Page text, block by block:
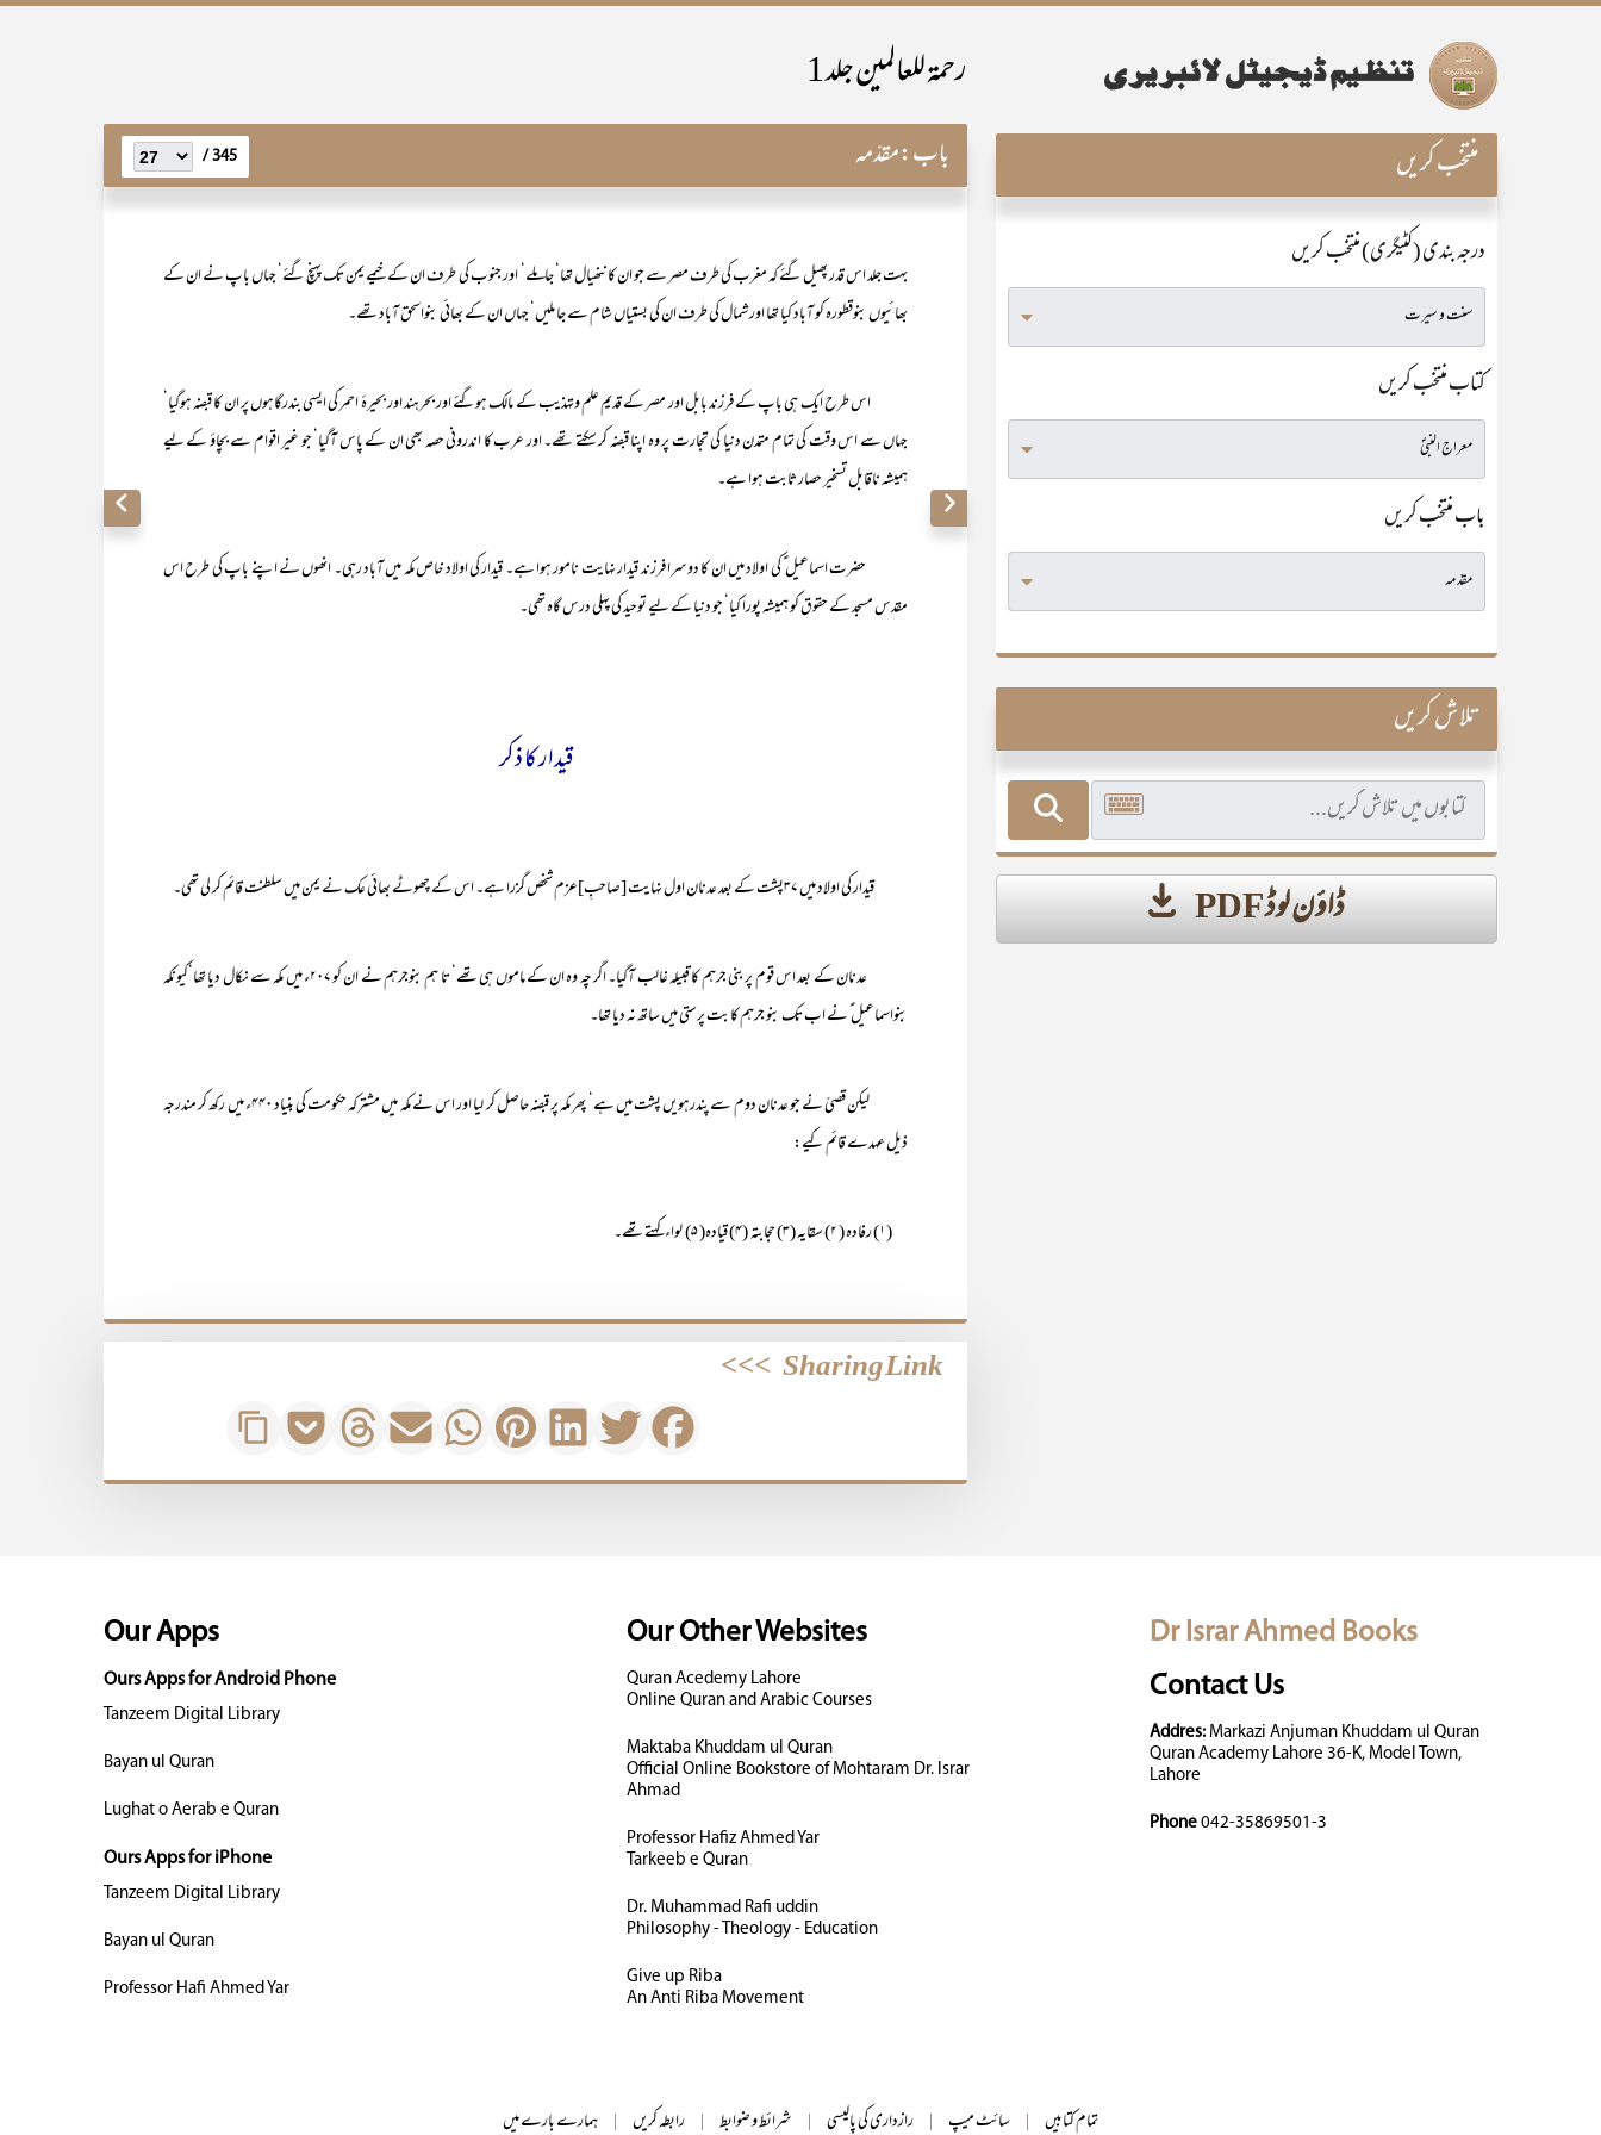
رحمۃ للعالمین جلد 1
باب:مقدّمہ 345 /
بہت جلد اس قدر پھیل گئے کہ مغرب کی طرف مصر سے جو ان کا ننھیال تھا‘ جاملے‘ اور جنوب کی طرف ان کے خیمے یمن تک پہنچ گئے‘ جہاں باپ نے ان کے
بھائیوں بنوقطورہ کو آباد کیا تھا اور شمال کی طرف ان کی بستیاں شام سے جا ملیں‘ جہاں ان کے بھائی بنواسحق آباد تھے۔
اس طرح ایک ہی باپ کے فرزند بابل اور مصر کے قدیم علم وتہذیب کے مالک ہوگئے اور بحرہند اور بحیرۂ احمر کی ایسی بندرگاہوں پر ان کا قبضہ ہوگیا‘
جہاں سے اس وقت کی تمام متمدن دنیا کی تجارت پر وہ اپنا قبضہ کر سکتے تھے۔ اور عرب کا اندرونی حصہ بھی ان کے پاس آگیا‘ جو غیر اقوام سے بچاؤ کے لیے
ہمیشہ ناقابل تسخیر حصار ثابت ہوا ہے۔
حضرت اسماعیل ؑ کی اولاد میں ان کا دوسرا فرزند قیدار نہایت نامور ہوا ہے۔ قیدار کی اولاد خاص مکہ میں آباد رہی۔ انھوں نے اپنے باپ کی طرح اس
مقدس مسجد کے حقوق کو ہمیشہ پورا کیا‘ جو دنیا کے لیے توحید کی پہلی درس گاہ تھی۔
قیدار کا ذکر
قیدار کی اولاد میں ۳۷پشت کے بعد عدنان اول نہایت [صاحبِ]عزم شخص گزرا ہے۔ اس کے چھوٹے بھائی عک نے یمن میں سلطنت قائم کر لی تھی۔
عدنان کے بعد اس قوم پر بنی جرہم کا قبیلہ غالب آگیا۔ اگر چہ وہ ان کے ماموں ہی تھے‘ تا ہم بنوجرہم نے ان کو ۲۰۷ء میں مکہ سے نکال دیا تھا‘کیونکہ
بنواسماعیل ؑ نے اب تک بنو جرہم کا بت پرستی میں ساتھ نہ دیا تھا۔
لیکن قصیّ نے جو عدنان دوم سے پندرہویں پشت میں ہے‘ پھر مکہ پر قبضہ حاصل کر لیا اور اس نے مکہ میں مشترکہ حکومت کی بنیاد ۴۴۰ء میں رکھ کر مندرجہ
ذیل عہدے قائم کیے:
(۱) رفادہ ( ۲) سقایہ (۳) حجابتہ (۴) قیادہ( ۵) لواء کہتے تھے۔
Sharing Link
>>>
منتخب کریں
درجہ بندی (کٹیگری) منتخب کریں
کتاب منتخب کریں
باب منتخب کریں
تلاش کریں
ڈاؤن لوڈ PDF
Dr Israr Ahmed Books
Contact Us
Addres:Markazi Anjuman Khuddam ul Quran
Quran Academy Lahore 36-K, Model Town,
Lahore
Phone 042-35869501-3
Our Other Websites
Quran Acedemy Lahore
Online Quran and Arabic Courses
Maktaba Khuddam ul Quran
Official Online Bookstore of Mohtaram Dr. Israr
Ahmad
Professor Hafiz Ahmed Yar
Tarkeeb e Quran
Dr. Muhammad Rafi uddin
Philosophy - Theology - Education
Give up Riba
An Anti Riba Movement
Our Apps
Ours Apps for Android Phone
Tanzeem Digital Library
Bayan ul Quran
Lughat o Aerab e Quran
Ours Apps for iPhone
Tanzeem Digital Library
Bayan ul Quran
Professor Hafi Ahmed Yar
ہمارے بارے میں | رابطہ کریں | شرائط و ضوابط | رازداری کی پالیسی | سائٹ میپ | تمام کتابیں